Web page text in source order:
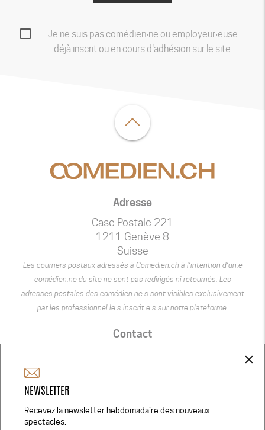
Je ne suis pas comédien‧ne ou employeur‧euse
déjà inscrit ou en cours d'adhésion sur le site.
Adresse
Case Postale 221
1211 Genève 8
Suisse
Les courriers postaux adressés à Comedien.ch à l’intention d’un.e
comédien.ne du site ne sont pas redirigés ni retournés. Les
adresses postales des comédien.ne.s sont visibles exclusivement
par les professionnel.le.s inscrit.e.s sur notre plateforme.
Contact
close
NEWSLETTER
Recevez la newsletter hebdomadaire des nouveaux
spectacles.